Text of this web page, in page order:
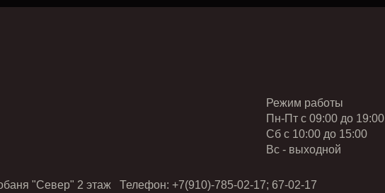
Режим работы
Пн-Пт с 09:00 до 19:00
Cб с 10:00 до 15:00
Вс - выходной
"Север" 2 этаж Телефон: +7(910)-785-02-17; 67-02-17